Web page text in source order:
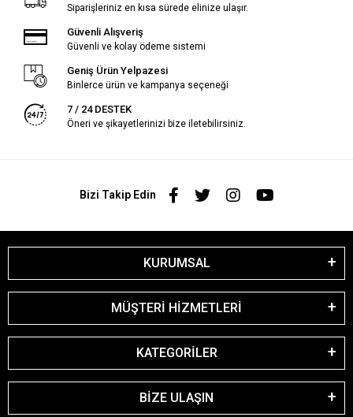
Siparişleriniz en kısa sürede elinize ulaşır.
Güvenli Alışveriş
Güvenli ve kolay ödeme sistemi
Geniş Ürün Yelpazesi
Binlerce ürün ve kampanya seçeneği
7 / 24 DESTEK
Öneri ve şikayetlerinizi bize iletebilirsiniz.
Bizi Takip Edin
KURUMSAL
MÜŞTERİ HİZMETLERİ
KATEGORİLER
BİZE ULAŞIN